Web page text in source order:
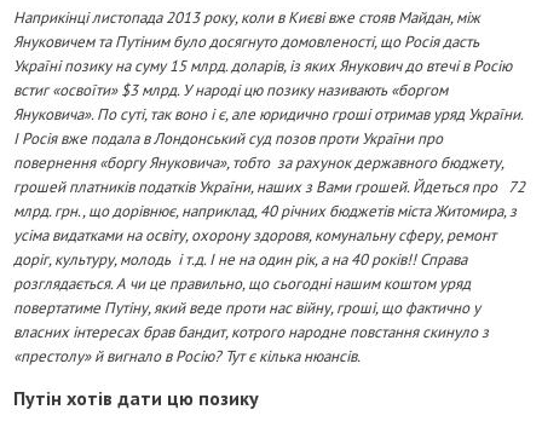
Наприкінці листопада 2013 року, коли в Києві вже стояв Майдан, між
Януковичем та Путіним було досягнуто домовленості, що Росія дасть
Україні позику на суму 15 млрд. доларів, із яких Янукович до втечі в Росію
встиг «освоїти» $3 млрд. У народі цю позику називають «боргом
Януковича». По суті, так воно і є, але юридично гроші отримав уряд України.
І Росія вже подала в Лондонський суд позов проти України про
повернення «боргу Януковича», тобто за рахунок державного бюджету,
грошей платників податків України, наших з Вами грошей. Йдеться про 72
млрд. грн., що дорівнює, наприклад, 40 річних бюджетів міста Житомира, з
усіма видатками на освіту, охорону здоровя, комунальну сферу, ремонт
доріг, культуру, молодь і т.д. І не на один рік, а на 40 років!! Справа
розглядається. А чи це правильно, що сьогодні нашим коштом уряд
повертатиме Путіну, який веде проти нас війну, гроші, що фактично у
власних інтересах брав бандит, котрого народне повстання скинуло з
«престолу» й вигнало в Росію? Тут є кілька нюансів.
Путін хотів дати цю позику